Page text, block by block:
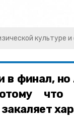
культуре и
в финал,